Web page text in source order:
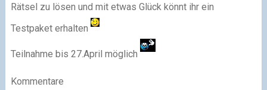
Rätsel zu lösen und mit etwas Glück könnt ihr ein
Testpaket erhalten
Teilnahme bis 27.April möglich
Kommentare